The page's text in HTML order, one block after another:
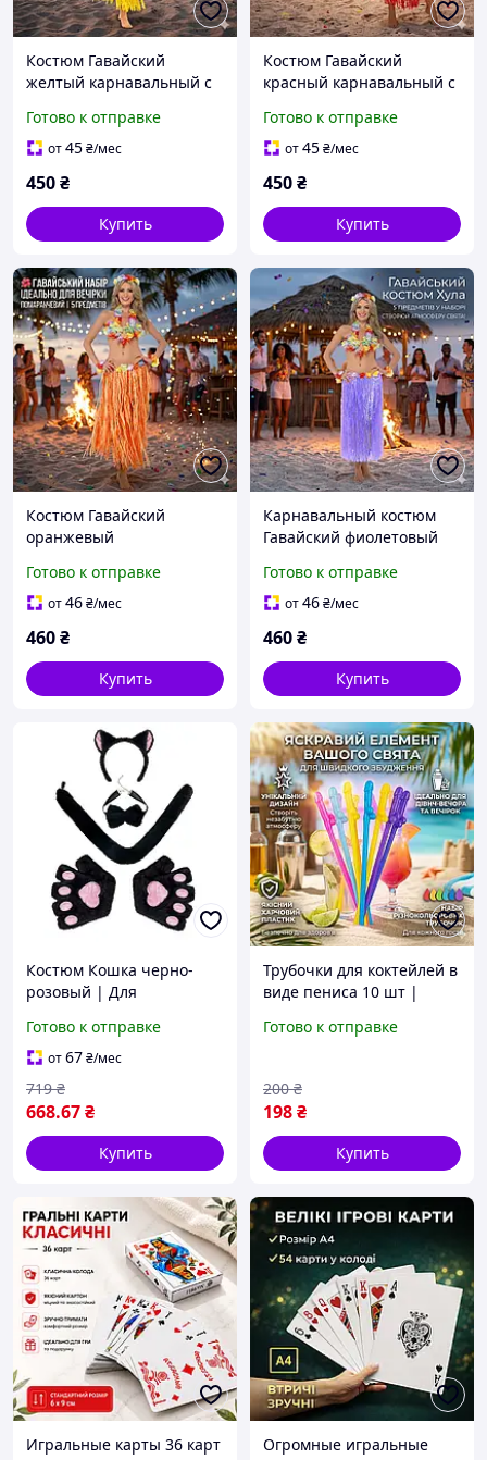
Костюм Гавайский
желтый карнавальный с
Гавайский набор с
цветами для вечеринки
Готово к отправке
от45₴/мес
450₴
Купить
Костюм Гавайский
красный карнавальный с
Гавайский набор с
цветами для вечеринки
Готово к отправке
от45₴/мес
450₴
Купить
Костюм Гавайский
оранжевый
Хулла 75 см | Гавайский
набор с цветами для
Готово к отправке
от46₴/мес
460₴
Купить
Карнавальный костюм
Гавайский фиолетовый
браслеты | Набор для
пляжной вечеринки Хула
Готово к отправке
от46₴/мес
460₴
Купить
Костюм Кошка черно-
розовый | Для
тематических праздников
Готово к отправке
от67₴/мес
668.67₴
719 ₴
Купить
Трубочки для коктейлей в
виде пениса 10 шт |
девичника и вечеринки
Готово к отправке
198₴
200 ₴
Купить
Игральные карты 36 карт
Огромные игральные